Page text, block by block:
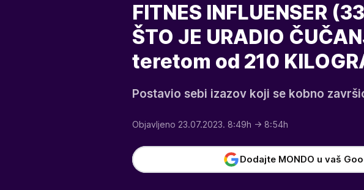
FITNES INFLUENSER
ŠTO JE URADIO
teretom od 210
Postavio sebi izazov koji se kobno
Objavljeno 23.07.2023. 8:49h → 8:54h
Dodajte MONDO u vaš